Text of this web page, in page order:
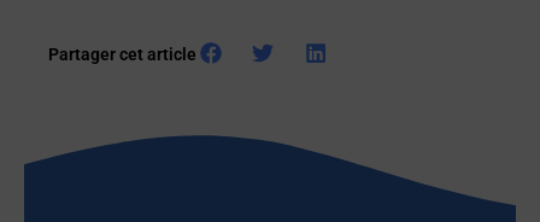
Partager cet article